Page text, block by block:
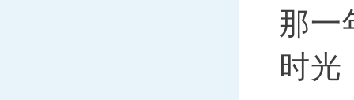
那一
时光